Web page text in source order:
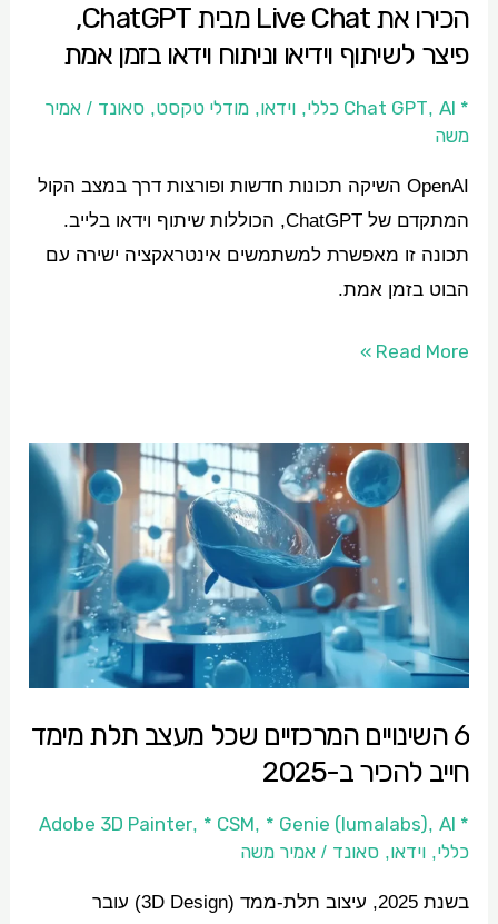
הכירו את Live Chat מבית ChatGPT,
פיצר לשיתוף וידיאו וניתוח וידאו בזמן אמת
* Chat GPT
, AI כללי ,וידאו,מודלי טקסט,סאונד /אמיר
משה
OpenAI השיקה תכונות חדשות ופורצות דרך במצב הקול
המתקדם של ChatGPT, הכוללות שיתוף וידאו בלייב.
תכונה זו מאפשרת למשתמשים אינטראקציה ישירה עם
הבוט בזמן אמת.
וידיאו
וניתוח
בזמן
Read More »
6 השינויים המרכזיים שכל מעצב תלת מימד
חייב להכיר ב-2025
* Adobe 3D Painter
, * CSM, * Genie (lumalabs), AI
כללי,וידאו,סאונד /אמיר משה
בשנת 2025, עיצוב תלת-ממד (3D Design) עובר
6
השינויים
המרכזיים
מעצב
מימד
להכיר
ב-2025